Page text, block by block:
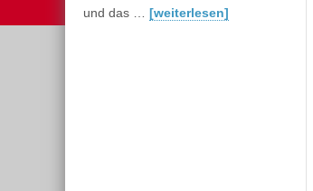
und das … [weiterlesen]